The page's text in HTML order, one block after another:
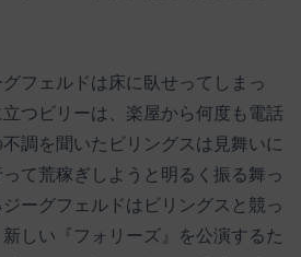
フェルドは床に臥せってしまっ
つビリーは、楽屋から何度も電話
調を聞いたビリングスは見舞いに
て荒稼ぎしようと明るく振る舞っ
ーグフェルドはビリングスと競っ
しい『フォリーズ』を公演するた